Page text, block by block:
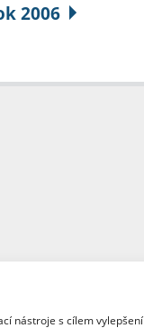
nástroje s cílem vylepšení
2006